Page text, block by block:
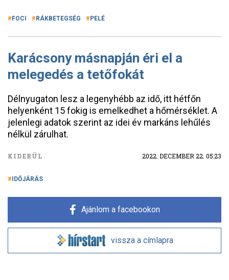
FOCI RÁKBETEGSÉG PELÉ
Karácsony másnapján éri el a
melegedés a tetőfokát
Délnyugaton lesz a legenyhébb az idő, itt hétfőn
helyenként 15 fokig is emelkedhet a hőmérséklet. A
jelenlegi adatok szerint az idei év markáns lehűlés
nélkül zárulhat.
KIDERÜL 2022. DECEMBER 22. 05:23
IDŐJÁRÁS
Ajánlom a facebookon
vissza a címlapra